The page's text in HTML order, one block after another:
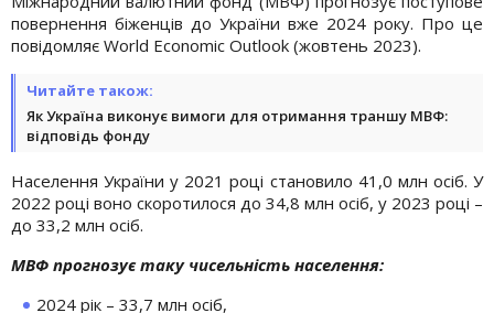
повернення біженців до України вже 2024 року. Про це
повідомляє World Economic Outlook (жовтень 2023).
Читайте також:
Як Україна виконує вимоги для отримання траншу МВФ:
відповідь фонду
Населення України у 2021 році становило 41,0 млн осіб. У
2022 році воно скоротилося до 34,8 млн осіб, у 2023 році –
до 33,2 млн осіб.
МВФ прогнозує таку чисельність населення:
2024 рік – 33,7 млн осіб,